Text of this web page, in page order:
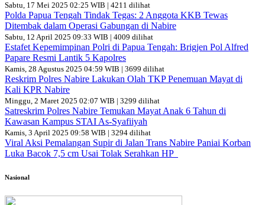
Sabtu, 17 Mei 2025 02:25 WIB | 4211 dilihat
Polda Papua Tengah Tindak Tegas: 2 Anggota KKB Tewas
Ditembak dalam Operasi Gabungan di Nabire
Sabtu, 12 April 2025 09:33 WIB | 4009 dilihat
Estafet Kepemimpinan Polri di Papua Tengah: Brigjen Pol Alfred
Papare Resmi Lantik 5 Kapolres
Kamis, 28 Agustus 2025 04:59 WIB | 3699 dilihat
Reskrim Polres Nabire Lakukan Olah TKP Penemuan Mayat di
Kali KPR Nabire
Minggu, 2 Maret 2025 02:07 WIB | 3299 dilihat
Satreskrim Polres Nabire Temukan Mayat Anak 6 Tahun di
Kawasan Kampus STAI As-Syafiiyah
Kamis, 3 April 2025 09:58 WIB | 3294 dilihat
Viral Aksi Pemalangan Supir di Jalan Trans Nabire Paniai Korban
Luka Bacok 7,5 cm Usai Tolak Serahkan HP
Nasional